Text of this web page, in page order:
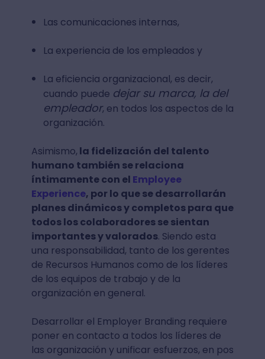
Las comunicaciones internas,
La experiencia de los empleados y
La eficiencia organizacional, es decir,
cuando puede dejar su marca, la del
empleador, en todos los aspectos de la
organización.
Asimismo, la fidelización del talento
humano también se relaciona
íntimamente con el Employee
Experience, por lo que se desarrollarán
planes dinámicos y completos para que
todos los colaboradores se sientan
importantes y valorados. Siendo esta
una responsabilidad, tanto de los gerentes
de Recursos Humanos como de los líderes
de los equipos de trabajo y de la
organización en general.
Desarrollar el Employer Branding requiere
poner en contacto a todos los líderes de
las organización y unificar esfuerzos, en pos